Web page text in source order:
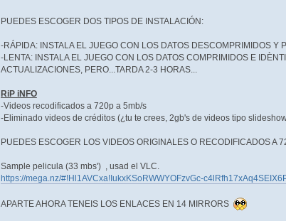
PUEDES ESCOGER DOS TIPOS DE INSTALACIÓN:
-RÁPIDA: INSTALA EL JUEGO CON LOS DATOS DESCOMPRIMIDOS Y
-LENTA: INSTALA EL JUEGO CON LOS DATOS COMPRIMIDOS E
ACTUALIZACIONES, PERO...TARDA 2-3 HORAS...
RiP iNFO
-Videos recodificados a 720p a 5mb/s
-Eliminado videos de créditos (¿tu te crees, 2gb's de videos tipo
PUEDES ESCOGER LOS VIDEOS ORIGINALES O RECODIFICADOS A
Sample pelicula (33 mbs') , usad el VLC.
https://mega.nz/#!Hl1AVCxa!IukxKSoRWWYOFzvGc-
APARTE AHORA TENEIS LOS ENLACES EN 14 MIRRORS